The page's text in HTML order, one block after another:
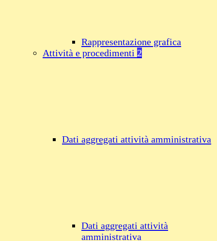
Rappresentazione grafica
Attività e procedimenti 2
Dati aggregati attività amministrativa
Dati aggregati attività
amministrativa